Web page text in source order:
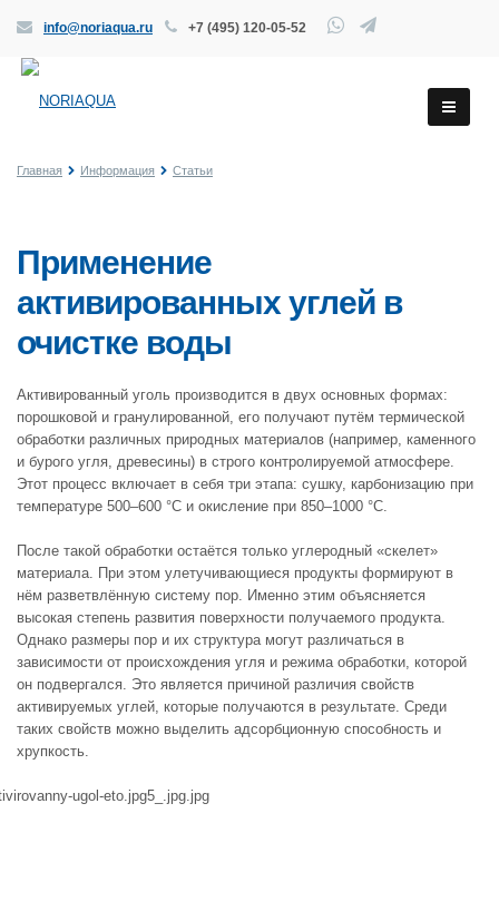
info@noriaqua.ru +7 (495) 120-05-52
Главная Информация Статьи
Применение
активированных углей в
очистке воды
Активированный уголь производится в двух основных формах:
порошковой и гранулированной, его получают путём термической
обработки различных природных материалов (например, каменного
и бурого угля, древесины) в строго контролируемой атмосфере.
Этот процесс включает в себя три этапа: сушку, карбонизацию при
температуре 500–600 °C и окисление при 850–1000 °C.
После такой обработки остаётся только углеродный «скелет»
материала. При этом улетучивающиеся продукты формируют в
нём разветвлённую систему пор. Именно этим объясняется
высокая степень развития поверхности получаемого продукта.
Однако размеры пор и их структура могут различаться в
зависимости от происхождения угля и режима обработки, которой
он подвергался. Это является причиной различия свойств
активируемых углей, которые получаются в результате. Среди
таких свойств можно выделить адсорбционную способность и
хрупкость.